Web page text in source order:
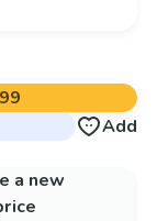
Add
a new